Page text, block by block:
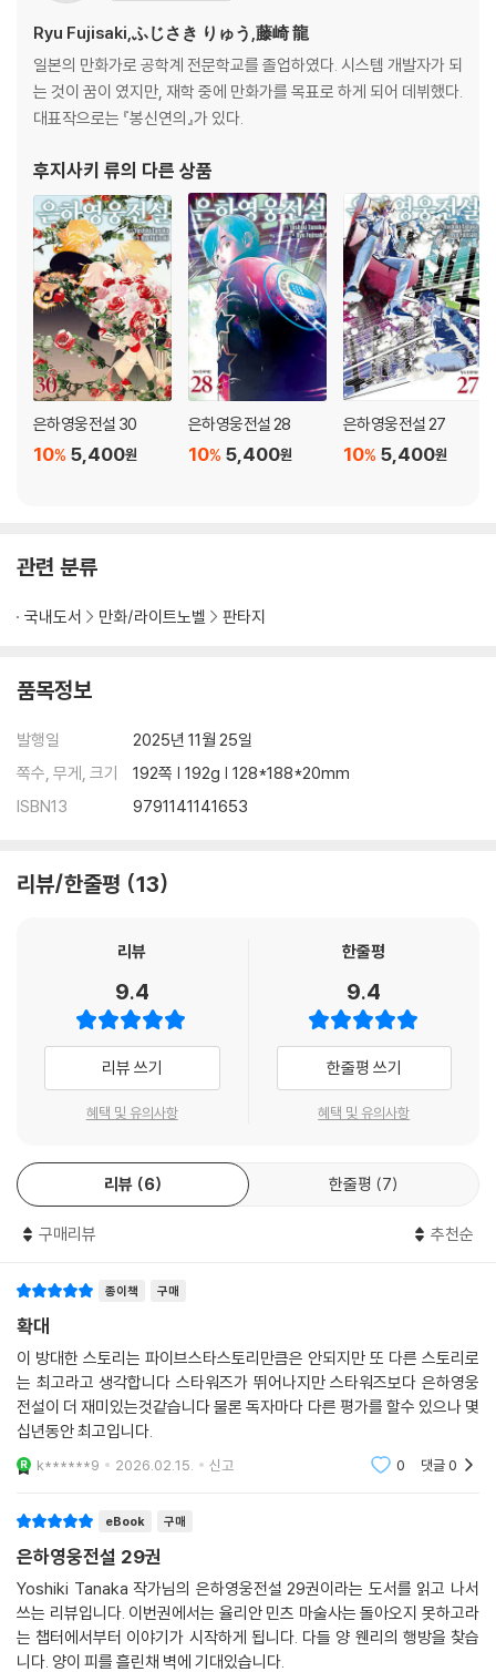
Ryu Fujisaki,ふじさき りゅう,藤崎 龍
일본의 만화가로 공학계 전문학교를 졸업하였다. 시스템 개발자가 되
는 것이 꿈이 였지만, 재학 중에 만화가를 목표로 하게 되어 데뷔했다.
대표작으로는 『봉신연의』가 있다.
후지사키 류의 다른 상품
은하영웅전설 30
5,400원
10%
은하영웅전설 28
5,400원
10%
은하영웅전설 27
5,400원
10%
관련 분류
국내도서 만화/라이트노벨 판타지
품목정보
발행일
2025년 11월 25일
쪽수, 무게, 크기
192쪽 | 192g | 128*188*20mm
ISBN13
9791141141653
리뷰/한줄평 13
리뷰
9.4
리뷰 쓰기
혜택 및 유의사항
한줄평
9.4
한줄평 쓰기
혜택 및 유의사항
리뷰 6 한줄평 7
구매리뷰 추천순
종이책 구매
확대
이 방대한 스토리는 파이브스타스토리만큼은 안되지만 또 다른 스토리로
는 최고라고 생각합니다 스타워즈가 뛰어나지만 스타워즈보다 은하영웅
전설이 더 재미있는것같습니다 물론 독자마다 다른 평가를 할수 있으나 몇
십년동안 최고입니다.
k******9 2026.02.15. 신고 0 댓글0
eBook 구매
은하영웅전설 29권
Yoshiki Tanaka 작가님의 은하영웅전설 29권이라는 도서를 읽고 나서
쓰는 리뷰입니다. 이번권에서는 율리안 민츠 마술사는 돌아오지 못하고라
는 챕터에서부터 이야기가 시작하게 됩니다. 다들 양 웬리의 행방을 찾습
니다. 양이 피를 흘린채 벽에 기대있습니다.